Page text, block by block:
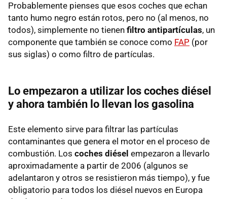
Probablemente pienses que esos coches que echan
tanto humo negro están rotos, pero no (al menos, no
todos), simplemente no tienen filtro antipartículas, un
componente que también se conoce como FAP (por
sus siglas) o como filtro de partículas.
Lo empezaron a utilizar los coches diésel
y ahora también lo llevan los gasolina
Este elemento sirve para filtrar las partículas
contaminantes que genera el motor en el proceso de
combustión. Los coches diésel empezaron a llevarlo
aproximadamente a partir de 2006 (algunos se
adelantaron y otros se resistieron más tiempo), y fue
obligatorio para todos los diésel nuevos en Europa